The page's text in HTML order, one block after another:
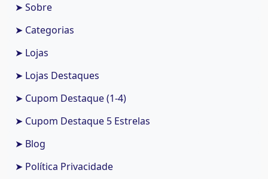
➤ Sobre
➤ Categorias
➤ Lojas
➤ Lojas Destaques
➤ Cupom Destaque (1-4)
➤ Cupom Destaque 5 Estrelas
➤ Blog
➤ Política Privacidade